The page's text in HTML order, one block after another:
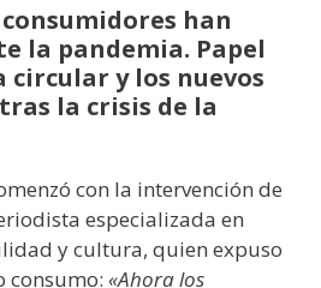
han
la pandemia. Papel
circular y los nuevos
la crisis de la
con la intervención de
especializada en
y cultura, quien expuso
consumo: «Ahora los